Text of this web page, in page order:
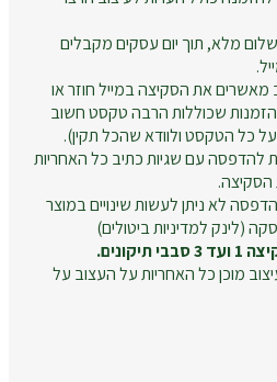
מלא, תוך יום עסקים מקבלים
את הסקיצה במייל חוזר או
שכוללות הרבה טקסט חשוב
כל הטקסט ולוודא שהכל תקין).
להדפסה עם שגיות כתיב כל האחריות
לא ניתן לעשות שינויים במוצר
(לינק למדיניות ביטולים)
מוכן כל האחריות על העצוב על